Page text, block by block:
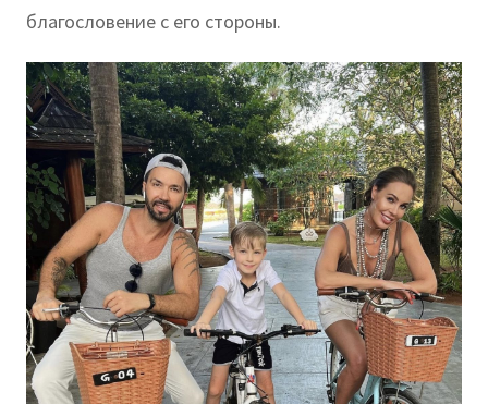
благословение с его стороны.